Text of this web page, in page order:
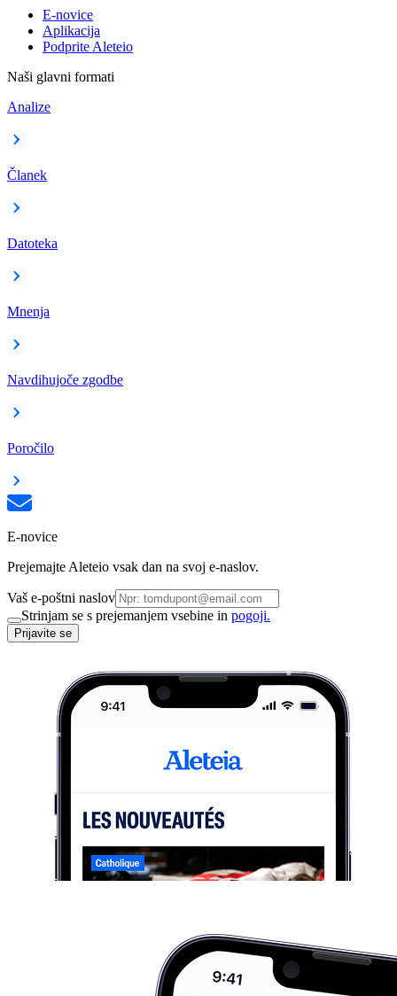
E-novice
Aplikacija
Podprite Aleteio
Naši glavni formati
Analize
Članek
Datoteka
Mnenja
Navdihujoče zgodbe
Poročilo
E-novice
Prejemajte Aleteio vsak dan na svoj e-naslov.
Vaš e-poštni naslov
Strinjam se s prejemanjem vsebine in pogoji.
Prijavite se